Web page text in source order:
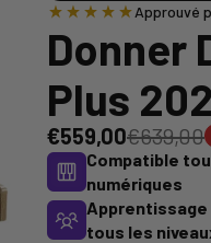
Approuvé
Donner
Plus
€559,00€639,00
Compatible
numériques
tous les